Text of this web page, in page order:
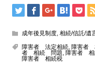
成年後見制度, 相続/信託/遺
障害者 法定相続, 障害者
者 相続 問題, 障害者
障害者 相続税